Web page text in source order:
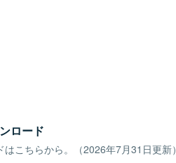
ロード
こちらから。（2026年7月31日更新）